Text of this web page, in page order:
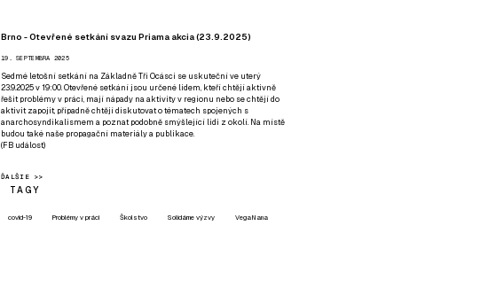
Brno - Otevřené setkání svazu Priama akcia (23.9.2025)
19. SEPTEMBRA 2025
Sedmé letošní setkání na Základně Tři Ocásci se uskuteční ve uterý
23.9.2025 v 19:00. Otevřené setkání jsou určené lidem, kteří chtějí aktivně
řešit problémy v práci, mají nápady na aktivity v regionu nebo se chtějí do
aktivit zapojit, případně chtějí diskutovat o tématech spojených s
anarchosyndikalismem a poznat podobně smýšlející lidi z okolí. Na místě
budou také naše propagační materiály a publikace.
(FB událost)
ĎALŠIE >>
TAGY
covid-19 Problémy v práci Školstvo Solidárne výzvy VegaNana